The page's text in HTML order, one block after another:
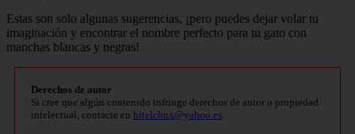
Estas son solo algunas sugerencias, ¡pero puedes dejar volar tu
imaginación y encontrar el nombre perfecto para tu gato con
manchas blancas y negras!
Derechos de autor
Si cree que algún contenido infringe derechos de autor o propiedad
intelectual, contacte en bitelchux@yahoo.es.